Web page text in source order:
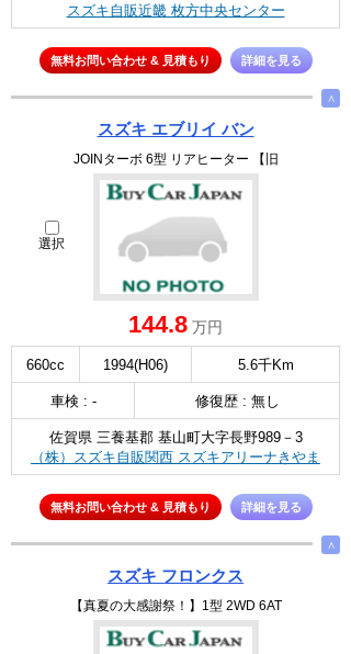
スズキ自販近畿 枚方中央センター
無料お問い合わせ & 見積もり 詳細を見る
∧
スズキ エブリイ バン
JOINターボ 6型 リアヒーター 【旧
選択
144.8 万円
660cc 1994(H06) 5.6千Km
車検 : - 修復歴 : 無し
佐賀県 三養基郡 基山町大字長野989－3
（株）スズキ自販関西 スズキアリーナきやま
無料お問い合わせ & 見積もり 詳細を見る
∧
スズキ フロンクス
【真夏の大感謝祭！】1型 2WD 6AT